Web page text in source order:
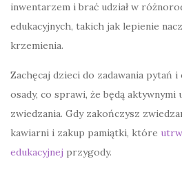
inwentarzem i brać udział w
edukacyjnych, takich jak lepienie
krzemienia.
Zachęcaj dzieci do zadawania pytań
osady, co sprawi, że będą aktywnymi
zwiedzania. Gdy zakończysz
kawiarni i zakup pamiątki, które
edukacyjnej przygody.